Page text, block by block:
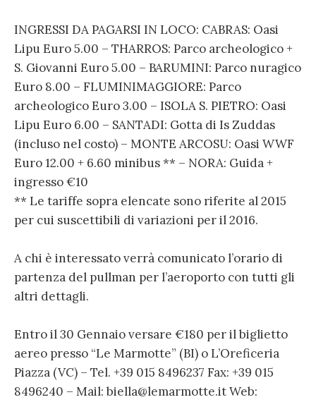
INGRESSI DA PAGARSI IN LOCO: CABRAS: Oasi
Lipu Euro 5.00 – THARROS: Parco archeologico +
S. Giovanni Euro 5.00 – BARUMINI: Parco nuragico
Euro 8.00 – FLUMINIMAGGIORE: Parco
archeologico Euro 3.00 – ISOLA S. PIETRO: Oasi
Lipu Euro 6.00 – SANTADI: Gotta di Is Zuddas
(incluso nel costo) – MONTE ARCOSU: Oasi WWF
Euro 12.00 + 6.60 minibus ** – NORA: Guida +
ingresso €10
** Le tariffe sopra elencate sono riferite al 2015
per cui suscettibili di variazioni per il 2016.
A chi è interessato verrà comunicato l’orario di
partenza del pullman per l’aeroporto con tutti gli
altri dettagli.
Entro il 30 Gennaio versare €180 per il biglietto
aereo presso “Le Marmotte” (BI) o L’Oreficeria
Piazza (VC) – Tel. +39 015 8496237 Fax: +39 015
8496240 – Mail: biella@lemarmotte.it Web: